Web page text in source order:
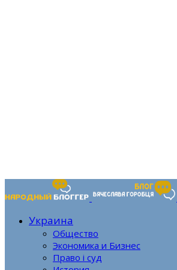
Украина
Общество
Экономика и Бизнес
Право і суд